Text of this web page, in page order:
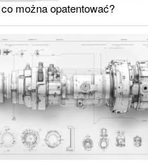
można opatentować?